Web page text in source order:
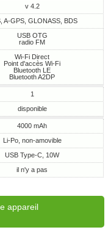
v 4.2
A-GPS, GLONASS, BDS
USB OTG
radio FM
Wi-Fi Direct
Point d'accès Wi-Fi
Bluetooth LE
Bluetooth A2DP
1
disponible
4000 mAh
Li-Po, non-amovible
USB Type-C, 10W
il n'y a pas
appareil